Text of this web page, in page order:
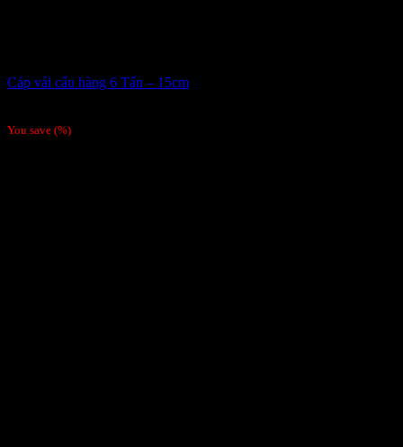
Cáp vải cẩu hàng 6 Tấn – 15cm
You save (%)